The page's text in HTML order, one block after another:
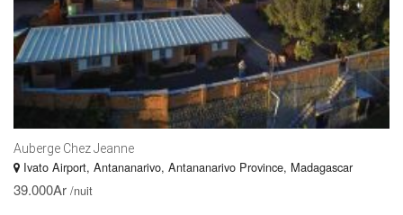
Auberge Chez Jeanne
Ivato Airport, Antananarivo, Antananarivo Province, Madagascar
39.000Ar /nuit